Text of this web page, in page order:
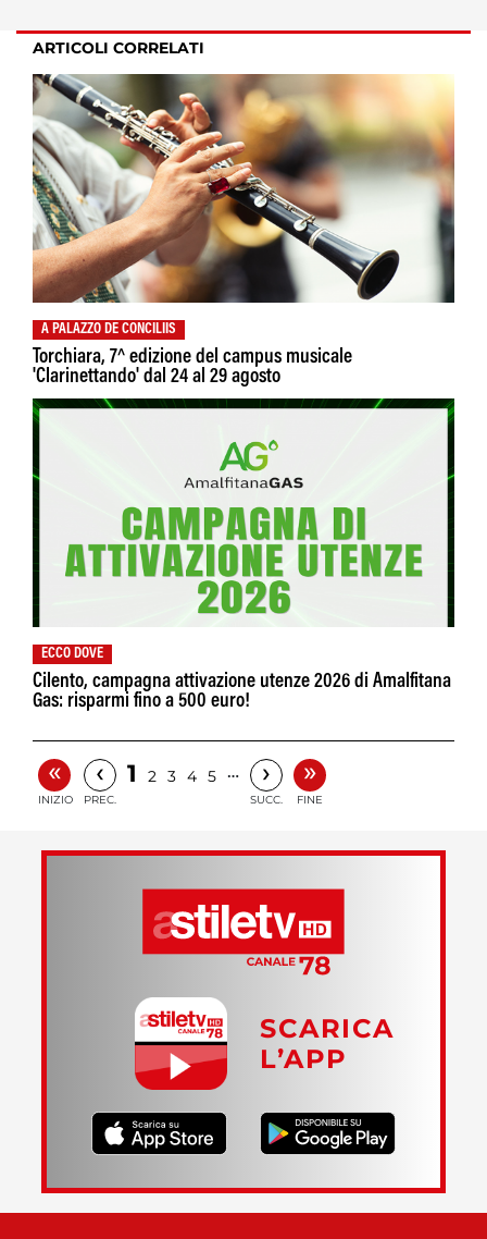
ARTICOLI CORRELATI
A PALAZZO DE CONCILIIS
Torchiara, 7^ edizione del campus musicale
'Clarinettando' dal 24 al 29 agosto
ECCO DOVE
Cilento, campagna attivazione utenze 2026 di Amalfitana
Gas: risparmi fino a 500 euro!
«
INIZIO
‹
PREC.
1 2 3 4 5 … ›
SUCC.
»
FINE
SCARICA
L’APP